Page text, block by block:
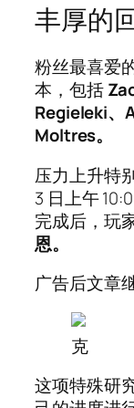
丰厚的
粉丝最喜爱
本，包括
Regieleki、
Moltres。
压力上升特
3 日上午
完成后，玩
恩。
广告后文章
克
这项特殊研